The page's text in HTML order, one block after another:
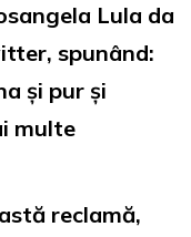
Lula da
spunând:
și pur și
multe
reclamă,